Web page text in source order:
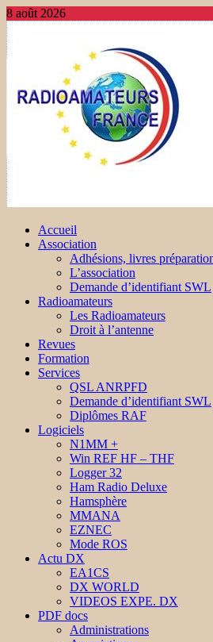
8 août 2026
Accueil
Association
Adhésions, livres
L’association
Demande d’identifiant SWL
Radioamateurs
Les Radioamateurs
Droit à l’antenne
Revues
Formation
Services
QSL ANRPFD
Demande d’identifiant SWL
Diplômes RAF
Logiciels
N1MM +
Win REF HF – THF
Logger 32
Ham Radio Deluxe
Hamsphère
MMANA
EZNEC
Mode ROS
Actu DX
EA1CS
DX WORLD
VIDEOS EXPE. DX
PDF docs
Administrations